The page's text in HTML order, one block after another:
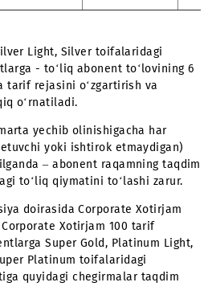
0
Silver Light, Silver toifalaridagi
- to‘liq abonent
tarif rejasini o‘zgartirish va
o‘rnatiladi.
marta yechib olinishigacha har
etuvchi yoki ishtirok
– abonent raqamning